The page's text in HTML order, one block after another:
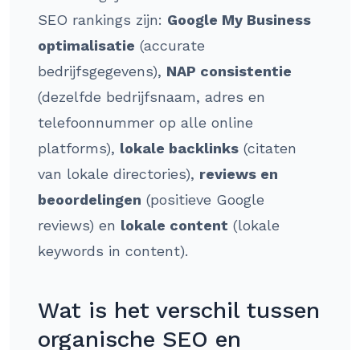
SEO rankings zijn: Google My Business
optimalisatie (accurate
bedrijfsgegevens), NAP consistentie
(dezelfde bedrijfsnaam, adres en
telefoonnummer op alle online
platforms), lokale backlinks (citaten
van lokale directories), reviews en
beoordelingen (positieve Google
reviews) en lokale content (lokale
keywords in content).
Wat is het verschil tussen
organische SEO en